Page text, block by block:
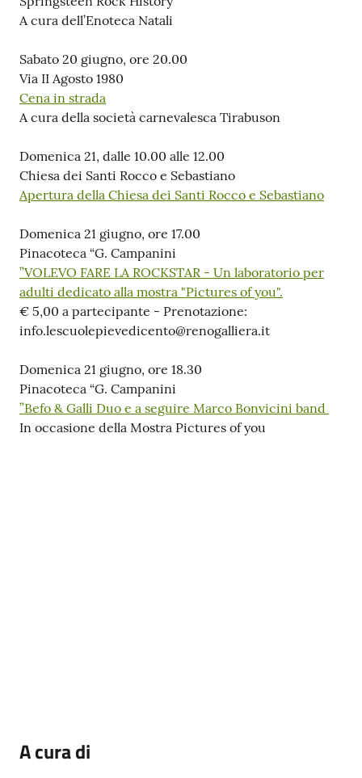
A cura dell’Enoteca Natali
Sabato 20 giugno, ore 20.00
Via II Agosto 1980
Cena in strada
A cura della società carnevalesca Tirabuson
Domenica 21, dalle 10.00 alle 12.00
Chiesa dei Santi Rocco e Sebastiano
Apertura della Chiesa dei Santi Rocco e Sebastiano
Domenica 21 giugno, ore 17.00
Pinacoteca “G. Campanini
”VOLEVO FARE LA ROCKSTAR - Un laboratorio per
adulti dedicato alla mostra "Pictures of you".
€ 5,00 a partecipante - Prenotazione:
info.lescuolepievedicento@renogalliera.it
Domenica 21 giugno, ore 18.30
Pinacoteca “G. Campanini
”Befo & Galli Duo e a seguire Marco Bonvicini band
In occasione della Mostra Pictures of you
A cura di